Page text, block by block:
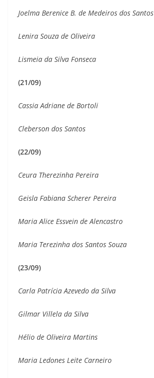
Joelma Berenice B. de Medeiros dos Santos
Lenira Souza de Oliveira
Lismeia da Silva Fonseca
(21/09)
Cassia Adriane de Bortoli
Cleberson dos Santos
(22/09)
Ceura Therezinha Pereira
Geisla Fabiana Scherer Pereira
Maria Alice Essvein de Alencastro
Maria Terezinha dos Santos Souza
(23/09)
Carla Patrícia Azevedo da Silva
Gilmar Villela da Silva
Hélio de Oliveira Martins
Maria Ledones Leite Carneiro